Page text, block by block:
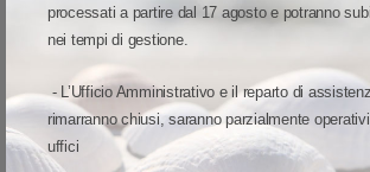
processati a partire dal 17 agosto e potranno
nei tempi di gestione.
- L’Ufficio Amministrativo e il reparto di
rimarranno chiusi, saranno parzialmente
uffici
La tecnologia non smette mai di progredire e lo
stampanti ZD611. Sono progettate per soddisfare
esigenze di stampa attuali e future, con
consente di eseguire più operazioni
pari passo con le tecnologie emergenti.